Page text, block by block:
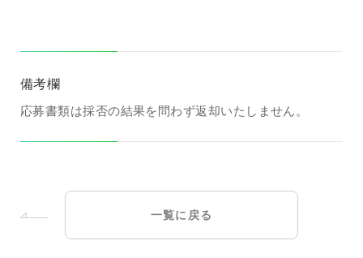
備考欄
応募書類は採否の結果を問わず返却いたしません。
一覧に戻る